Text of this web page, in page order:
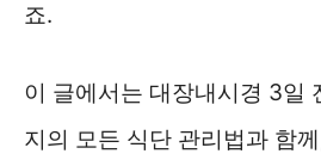
죠.
이 글에서는 대장내시경 3일
지의 모든 식단 관리법과 함